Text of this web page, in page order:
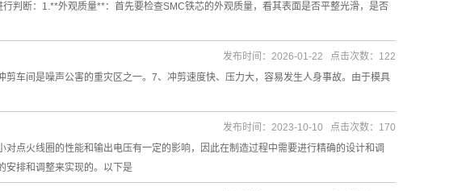
判断：1.**外观质量**：首先要检查SMC铁芯的外观质量，看其表面是否平整光滑，是否
车间是噪声公害的重灾区之一。7、冲剪速度快、压力大，容易发生人身事故。由于模具
发布时间：2026-01-22 点击次数：122
点火线圈的性能和输出电压有一定的影响，因此在制造过程中需要进行精确的设计和调
安排和调整来实现的。以下是
发布时间：2023-10-10 点击次数：170